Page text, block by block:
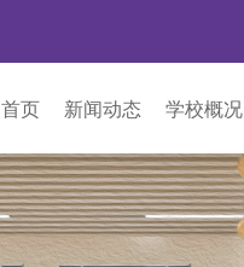
首页 新闻动态 学校概况